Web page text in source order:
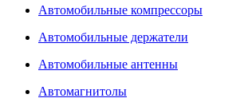
Автомобильные компрессоры
Автомобильные держатели
Автомобильные антенны
Автомагнитолы